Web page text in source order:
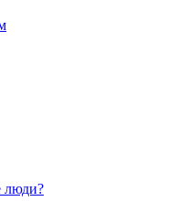
люди?